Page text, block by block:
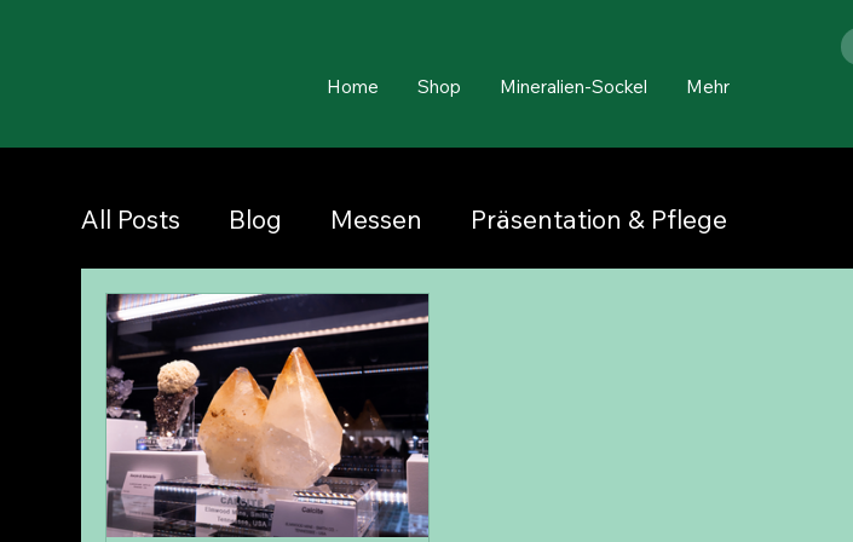
Home Shop Mineralien-Sockel Mehr
All Posts Blog Messen Präsentation & Pflege